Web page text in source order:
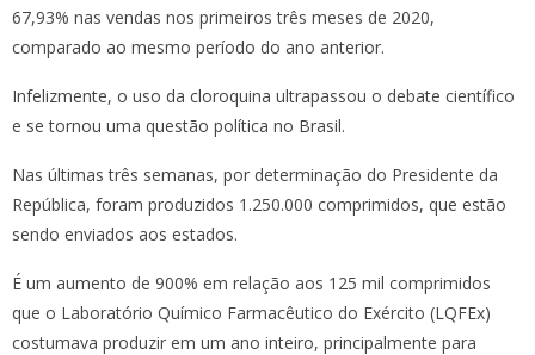
67,93% nas vendas nos primeiros três meses de 2020,
comparado ao mesmo período do ano anterior.
Infelizmente, o uso da cloroquina ultrapassou o debate científico
e se tornou uma questão política no Brasil.
Nas últimas três semanas, por determinação do Presidente da
República, foram produzidos 1.250.000 comprimidos, que estão
sendo enviados aos estados.
É um aumento de 900% em relação aos 125 mil comprimidos
que o Laboratório Químico Farmacêutico do Exército (LQFEx)
costumava produzir em um ano inteiro, principalmente para